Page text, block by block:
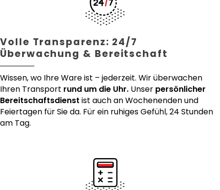
Volle Transparenz: 24/7
Überwachung & Bereitschaft
Wissen, wo Ihre Ware ist – jederzeit. Wir überwachen
Ihren Transport rund um die Uhr. Unser persönlicher
Bereitschaftsdienst ist auch an Wochenenden und
Feiertagen für Sie da. Für ein ruhiges Gefühl, 24 Stunden
am Tag.